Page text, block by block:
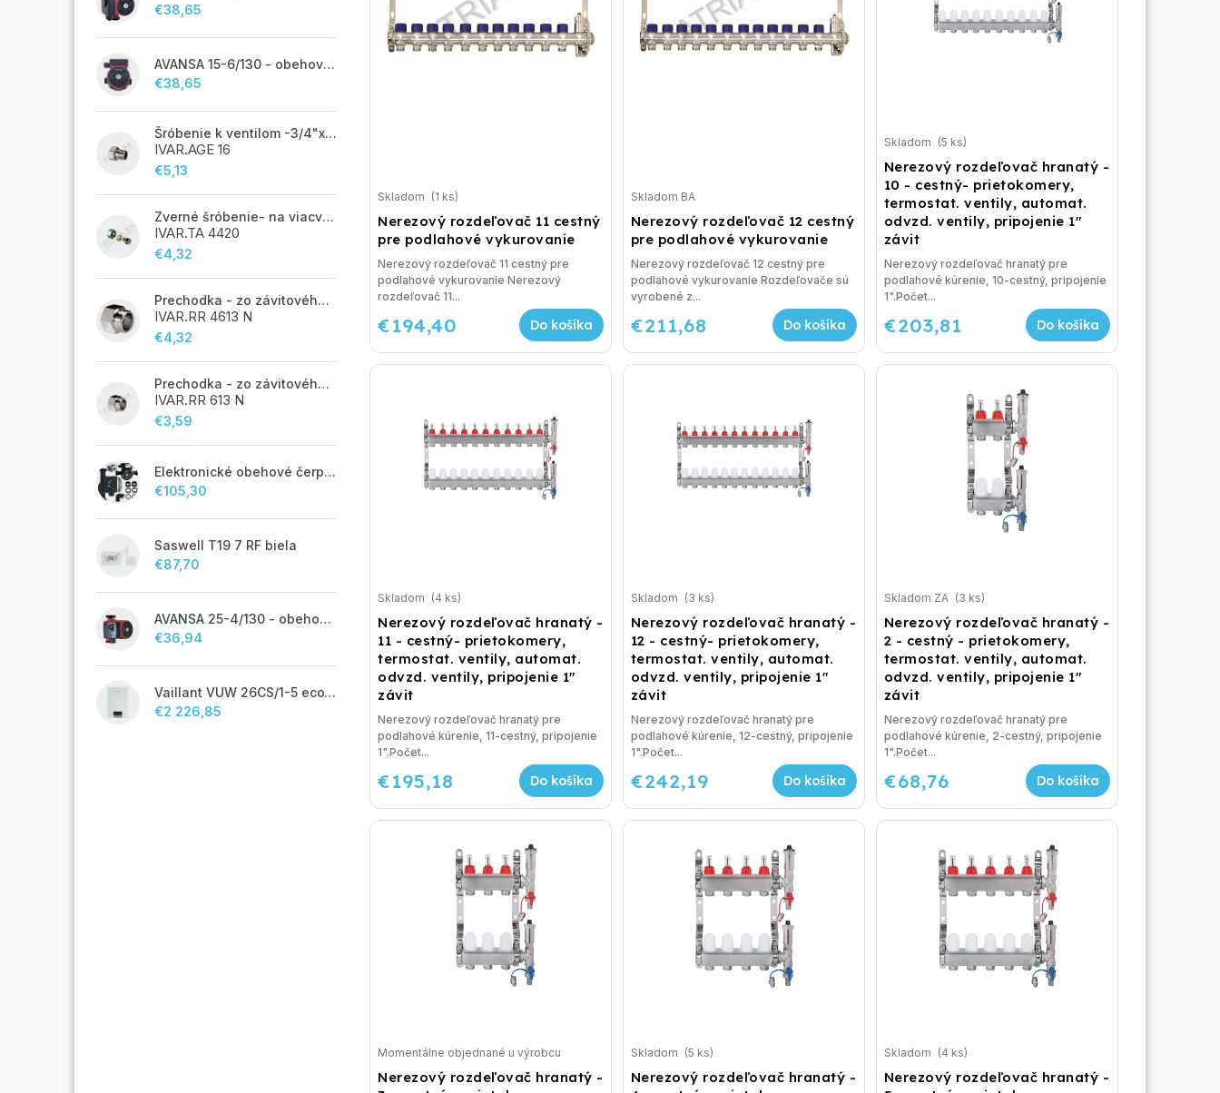
€38,65
AVANSA 15-6/130 - obehové čerpadlo, pripojovací závit 1"
€38,65
Šróbenie k ventilom -3/4"x 1/2"
IVAR.AGE 16
€5,13
Zverné šróbenie- na viacvrstvové potrubie ALPEX - 14x2 ALU-EK
IVAR.TA 4420
€4,32
Prechodka - zo závitového potrubia na zverné šróbenie - 3/4"FxEK; nikel
IVAR.RR 4613 N
€4,32
Prechodka - zo závitového potrubia na zverné šróbenie - 1/2"FxM24;
IVAR.RR 613 N
€3,59
Elektronické obehové čerpadlo NOVA 25-60/130 úsporné na kúrenie
€105,30
Saswell T19 7 RF biela
€87,70
AVANSA 25-4/130 - obehové čerpadlo, pripojovací závit 6/4"
€36,94
Vaillant VUW 26CS/1-5 ecoTEC plus IoniDetect - s prietokovým ohrevom TV
€2 226,85
Nerezový rozdeľovač 11 cestný
pre podlahové vykurovanie
Skladom (1 ks)
€194,40 Do košíka
Nerezový rozdeľovač 11 cestný pre
podlahové vykurovanie Nerezový
rozdeľovač 11...
Nerezový rozdeľovač 12 cestný
pre podlahové vykurovanie
Skladom BA
€211,68 Do košíka
Nerezový rozdeľovač 12 cestný pre
podlahové vykurovanie Rozdeľovače sú
vyrobené z...
Nerezový rozdeľovač hranatý -
10 - cestný- prietokomery,
termostat. ventily, automat.
odvzd. ventily, pripojenie 1"
závit
Skladom (5 ks)
€203,81 Do košíka
Nerezový rozdeľovač hranatý pre
podlahové kúrenie, 10-cestný, pripojenie
1".Počet...
Nerezový rozdeľovač hranatý -
11 - cestný- prietokomery,
termostat. ventily, automat.
odvzd. ventily, pripojenie 1"
závit
Skladom (4 ks)
€195,18 Do košíka
Nerezový rozdeľovač hranatý pre
podlahové kúrenie, 11-cestný, pripojenie
1".Počet...
Nerezový rozdeľovač hranatý -
12 - cestný- prietokomery,
termostat. ventily, automat.
odvzd. ventily, pripojenie 1"
závit
Skladom (3 ks)
€242,19 Do košíka
Nerezový rozdeľovač hranatý pre
podlahové kúrenie, 12-cestný, pripojenie
1".Počet...
Nerezový rozdeľovač hranatý -
2 - cestný - prietokomery,
termostat. ventily, automat.
odvzd. ventily, pripojenie 1"
závit
Skladom ZA (3 ks)
€68,76 Do košíka
Nerezový rozdeľovač hranatý pre
podlahové kúrenie, 2-cestný, pripojenie
1".Počet...
Nerezový rozdeľovač hranatý -
Momentálne objednané u výrobcu
Nerezový rozdeľovač hranatý -
Skladom (5 ks)
Nerezový rozdeľovač hranatý -
Skladom (4 ks)